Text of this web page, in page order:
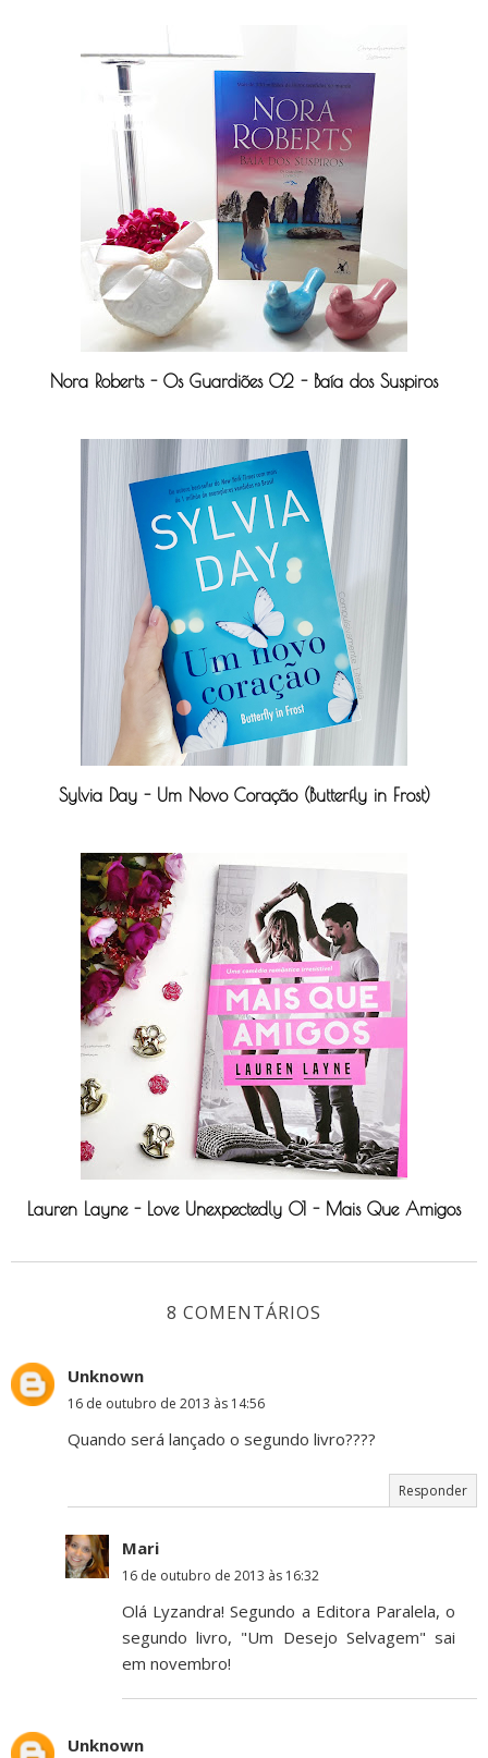
Nora Roberts - Os Guardiões 02 - Baía dos Suspiros
Sylvia Day - Um Novo Coração (Butterfly in Frost)
Lauren Layne - Love Unexpectedly 01 - Mais Que Amigos
8 COMENTÁRIOS
Unknown
16 de outubro de 2013 às 14:56
Quando será lançado o segundo livro????
Responder
Mari
16 de outubro de 2013 às 16:32
Olá Lyzandra! Segundo a Editora Paralela, o
segundo livro, "Um Desejo Selvagem" sai
em novembro!
Unknown